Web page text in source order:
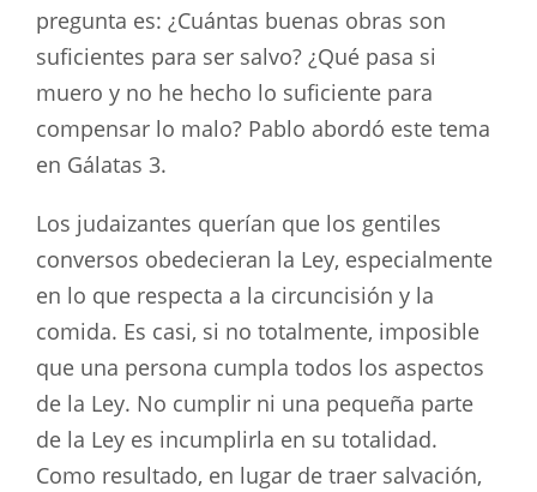
pregunta es: ¿Cuántas buenas obras son
suficientes para ser salvo? ¿Qué pasa si
muero y no he hecho lo suficiente para
compensar lo malo? Pablo abordó este tema
en Gálatas 3.
Los judaizantes querían que los gentiles
conversos obedecieran la Ley, especialmente
en lo que respecta a la circuncisión y la
comida. Es casi, si no totalmente, imposible
que una persona cumpla todos los aspectos
de la Ley. No cumplir ni una pequeña parte
de la Ley es incumplirla en su totalidad.
Como resultado, en lugar de traer salvación,